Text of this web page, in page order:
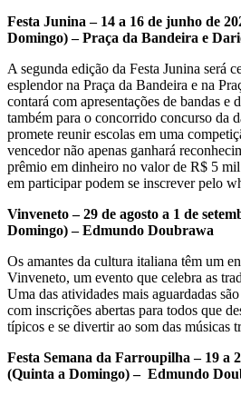
Festa Junina – 14 a 16 de junho de
Domingo) – Praça da Bandeira e
A segunda edição da Festa Junina será
esplendor na Praça da Bandeira e na
contará com apresentações de bandas e
também para o concorrido concurso da
promete reunir escolas em uma
vencedor não apenas ganhará
prêmio em dinheiro no valor de R$ 5
em participar podem se inscrever pelo
Vinveneto – 29 de agosto a 1 de
Domingo) – Edmundo Doubrawa
Os amantes da cultura italiana têm um
Vinveneto, um evento que celebra as
Uma das atividades mais aguardadas
com inscrições abertas para todos que
típicos e se divertir ao som das músicas
Festa Semana da Farroupilha – 19 a
(Quinta a Domingo) – Edmundo